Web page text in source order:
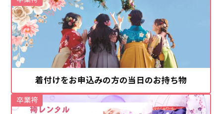
着付けをお申込みの方の当日のお持ち物
卒業袴